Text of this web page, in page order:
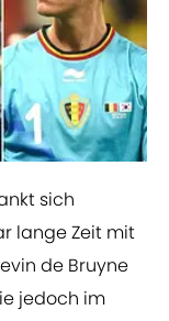
sich
lange Zeit mit
de Bruyne
jedoch im